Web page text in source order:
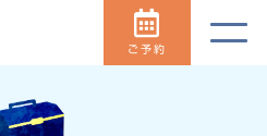
ご予約